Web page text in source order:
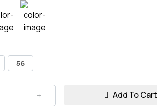
56
Add To Cart